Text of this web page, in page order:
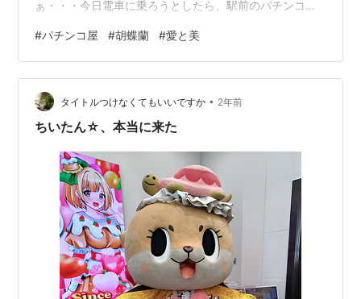
ぁ・・・今日電車に乗ろうとしたら、駅前のパチンコ屋
な。 駅前だから、人でごった返しちゃって、 いつもの電
車に乗り遅れたんだよ」 O「ああ・・・新装開店
か・・・ ま・・・ギャンブルに目がないのは多くいるか
らなぁ・・・」 私「うん・・にぎやかだったぜ・・・ 店
の前なんて・・・ほら、お祝いのときによく飾られ
#パチンコ屋 #胡蝶蘭 #愛と美
タイトルつけなくてもいいですか • 2年前
ちいたん☆、本当に来た